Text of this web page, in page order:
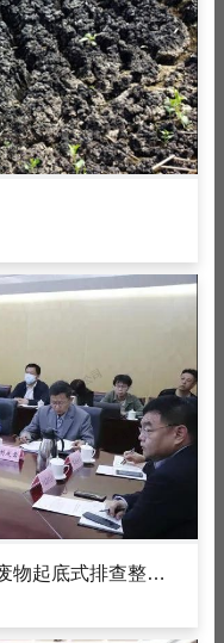
荣达吉康 | 济南市全面启动危险废物起底式排查整治专项行动